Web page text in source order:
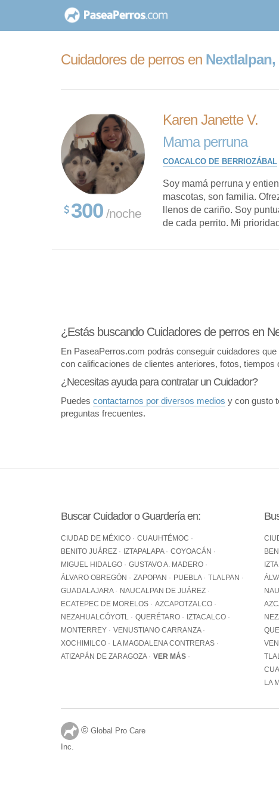
contenido
Cuidadores de perros en
300 /noche
Karen Janette V.
Mama perruna
COACALCO DE BERRIOZÁBAL
Soy mamá perruna y
mascotas, son familia.
llenos de cariño. Soy
de cada perrito. Mi
¿Estás buscando Cuidadores de perros en
En PaseaPerros.com podrás conseguir cuidadores
con calificaciones de clientes anteriores, fotos,
¿Necesitas ayuda para contratar un Cuidador?
Puedes contactarnos por diversos medios y con gusto
preguntas frecuentes.
Buscar Cuidador o Guardería en:
CIUDAD DE MÉXICO
CUAUHTÉMOC
BENITO JUÁREZ
IZTAPALAPA
COYOACÁN
MIGUEL HIDALGO
GUSTAVO A. MADERO
ÁLVARO OBREGÓN
ZAPOPAN PUEBLA
TLALPAN
GUADALAJARA
NAUCALPAN DE JUÁREZ
ECATEPEC DE MORELOS
AZCAPOTZALCO
NEZAHUALCÓYOTL
QUERÉTARO
IZTACALCO
MONTERREY
VENUSTIANO CARRANZA
XOCHIMILCO
LA MAGDALENA CONTRERAS
ATIZAPÁN DE ZARAGOZA
VER MÁS
LA
© Global Pro Care
Inc.